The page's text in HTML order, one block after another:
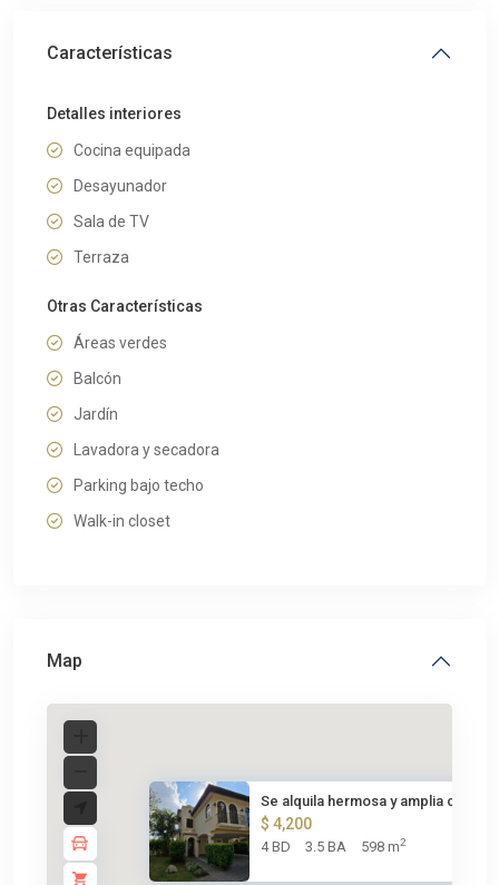
Características
Detalles interiores
Cocina equipada
Desayunador
Sala de TV
Terraza
Otras Características
Áreas verdes
Balcón
Jardín
Lavadora y secadora
Parking bajo techo
Walk-in closet
Map
Se alquila hermosa y amplia ca...
$ 4,200
4 BD 3.5 BA 598 m2